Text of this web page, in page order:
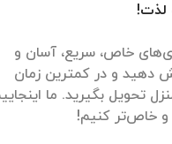
لذت!
خاص، سریع، آسان و
و در کمترین زمان
تحویل بگیرید. ما